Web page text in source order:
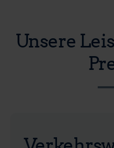
Unsere